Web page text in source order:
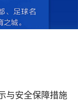
与安全保障措施